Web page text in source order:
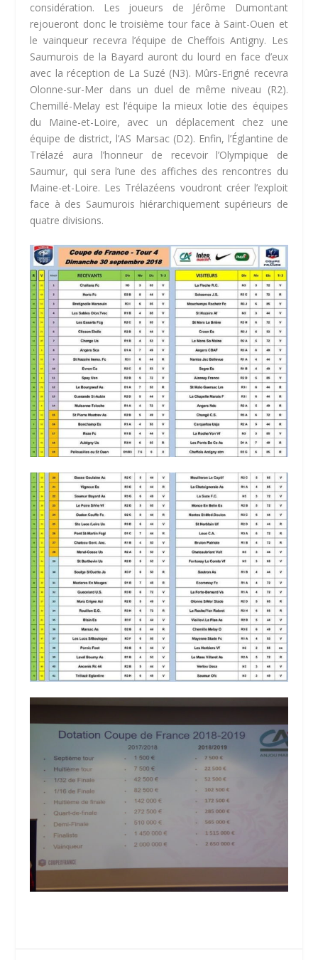
considération. Les joueurs de Jérôme Dumontant
rejoueront donc le troisième tour face à Saint-Ouen et
le vainqueur recevra l’équipe de Cheffois Antigny. Les
Saumurois de la Bayard auront du lourd en face d’eux
avec la réception de La Suzé (N3). Mûrs-Erigné recevra
Olonne-sur-Mer dans un duel de même niveau (R2).
Chemillé-Melay est l’équipe la mieux lotie des équipes
du Maine-et-Loire, avec un déplacement chez une
équipe de district, l’AS Marsac (D2). Enfin, l’Églantine de
Trélazé aura l’honneur de recevoir l’Olympique de
Saumur, qui sera l’une des affiches des rencontres du
Maine-et-Loire. Les Trélazéens voudront créer l’exploit
face à des Saumurois hiérarchiquement supérieurs de
quatre divisions.